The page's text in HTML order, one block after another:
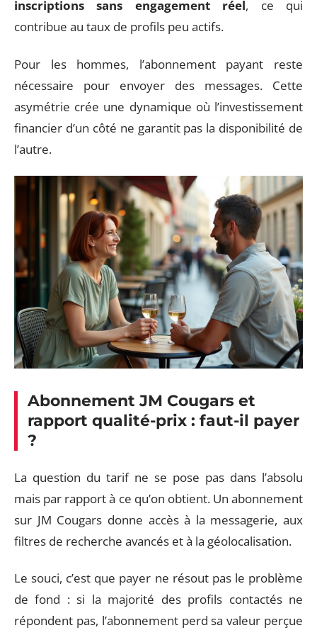
inscriptions sans engagement réel, ce qui
contribue au taux de profils peu actifs.
Pour les hommes, l’abonnement payant reste
nécessaire pour envoyer des messages. Cette
asymétrie crée une dynamique où l’investissement
financier d’un côté ne garantit pas la disponibilité de
l’autre.
Abonnement JM Cougars et
rapport qualité-prix : faut-il payer
?
La question du tarif ne se pose pas dans l’absolu
mais par rapport à ce qu’on obtient. Un abonnement
sur JM Cougars donne accès à la messagerie, aux
filtres de recherche avancés et à la géolocalisation.
Le souci, c’est que payer ne résout pas le problème
de fond : si la majorité des profils contactés ne
répondent pas, l’abonnement perd sa valeur perçue